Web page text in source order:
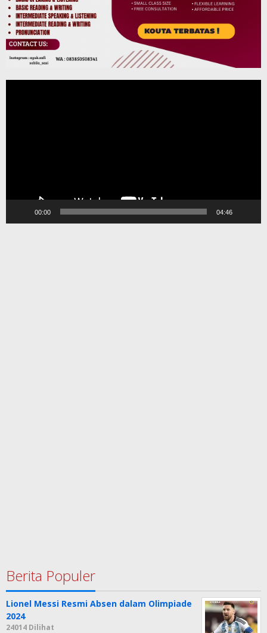
00:00 04:46
Berita Populer
Lionel Messi Resmi Absen dalam Olimpiade
2024
24014 Dilihat